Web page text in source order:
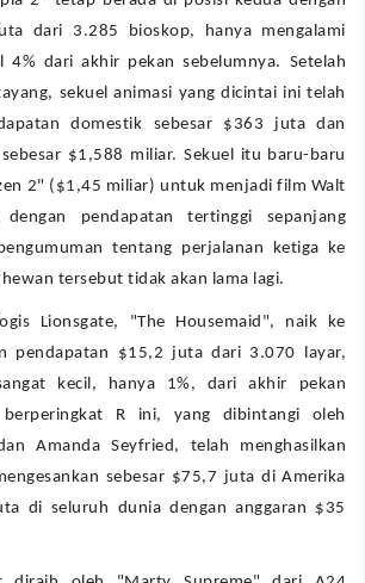
dari 3.285 bioskop, hanya mengalami
4% dari akhir pekan sebelumnya. Setelah
sekuel animasi yang dicintai ini telah
domestik sebesar $363 juta dan
$1,588 miliar. Sekuel itu baru-baru
2" ($1,45 miliar) untuk menjadi film Walt
pendapatan tertinggi sepanjang
tentang perjalanan ketiga ke
tersebut tidak akan lama lagi.
Lionsgate, "The Housemaid", naik ke
pendapatan $15,2 juta dari 3.070 layar,
kecil, hanya 1%, dari akhir pekan
berperingkat R ini, yang dibintangi oleh
Amanda Seyfried, telah menghasilkan
sebesar $75,7 juta di Amerika
di seluruh dunia dengan anggaran $35